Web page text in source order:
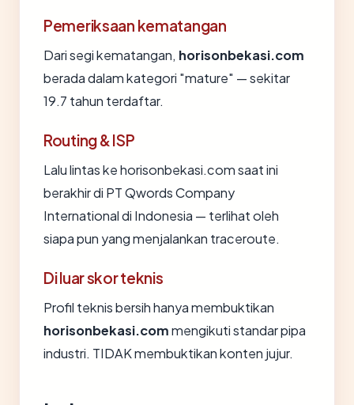
Pemeriksaan kematangan
Dari segi kematangan, horisonbekasi.com
berada dalam kategori "mature" — sekitar
19.7 tahun terdaftar.
Routing & ISP
Lalu lintas ke horisonbekasi.com saat ini
berakhir di PT Qwords Company
International di Indonesia — terlihat oleh
siapa pun yang menjalankan traceroute.
Di luar skor teknis
Profil teknis bersih hanya membuktikan
horisonbekasi.commengikuti standar pipa
industri. TIDAK membuktikan konten jujur.